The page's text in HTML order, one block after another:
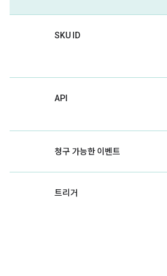
SKU ID
API
청구 가능한 이벤트
트리거